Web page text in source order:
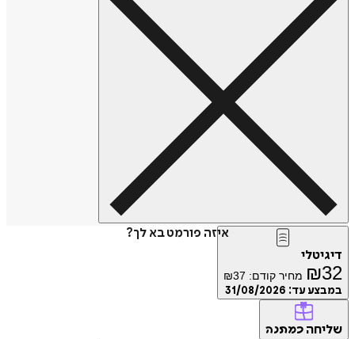
איזה פורמט בא לך?
דיגיטלי
₪32 מחיר קודם: ₪37
במבצע עד: 31/08/2026
שליחה כמתנה